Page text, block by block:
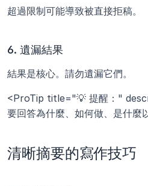
超過限制可能導致被直接拒稿。
6. 遺漏結果
結果是核心。請勿遺漏它們。
<ProTip title="💡 提醒："
要回答為什麼、如何做、是什麼
清晰摘要的寫作技巧